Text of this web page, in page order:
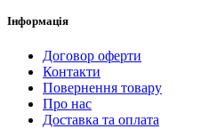
Інформація
Договор оферти
Контакти
Повернення товару
Про нас
Доставка та оплата